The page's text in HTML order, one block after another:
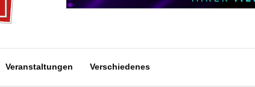
Veranstaltungen Verschiedenes